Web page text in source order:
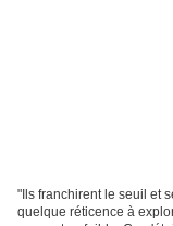
"Ils franchirent le seuil et
quelque réticence à